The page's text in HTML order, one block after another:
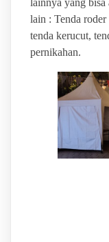
lain : Tenda roder
tenda kerucut,
pernikahan.